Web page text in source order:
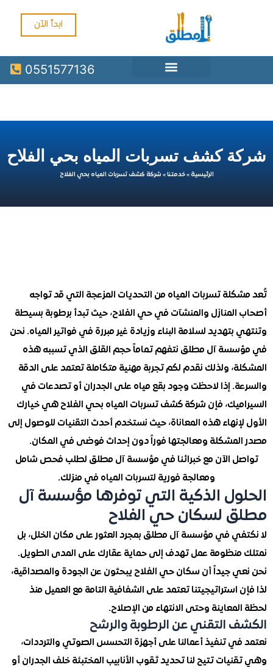
0551577136
كشف تسربات المياه بحي الفلاح
خدمتنا»شركة كشف تسربات المياه بحي الفلاح
تسربات المياه من التحديات المزعجة التي قد تواجه
والمنشآت في حي الفلاح، حيث تبدأ برطوبة بسيطة
بتهديد لسلامة البناء وزيادة غير مبررة في فواتير المياه. نحن
آل مطلق نتفهم تماماً حجم القلق الذي تسببه هذه
ولذلك نقدم لكم تجربة مهنية متكاملة تعتمد على الدقة
إذا لاحظت وجود بقع مياه على الجدران أو تصدعات في
فإن شركة كشف تسربات المياه بحي الفلاح هي خيارك
هذه المعاناة، حيث نستخدم أحدث التقنيات للوصول إلى
ومعالجتها فوراً دون إحداث فوضى في المكان.
الآن مع خبرائنا في مؤسسة آل مطلق لطلب فحص شامل
ومعالجة فورية لتسربات المياه في منزلك.
الذكية التي توفرها مؤسسة آل
لسكان حي الفلاح
في مؤسسة آل مطلق بمجرد العثور على مكان الخلل، بل
عمل تهدف إلى حماية عقارك على المدى الطويل.
جيداً أن سكان حي الفلاح يبحثون عن الجودة والمصداقية،
استراتيجيتنا تعتمد على الشفافية التامة مع العميل منذ
وحتى الانتهاء من الإصلاح.
التقني عن الرطوبة والرشح
تنفيذ أعمالنا على أجهزة التحسس الصوتي والترددات،
تتيح لنا تحديد ثقوب الأنابيب المختبئة خلف الجدران أو